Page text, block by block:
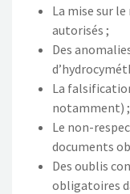
La mise sur
autorisés ;
Des
La
notamment) ;
Le non-
documents
Des oublis
obligatoires